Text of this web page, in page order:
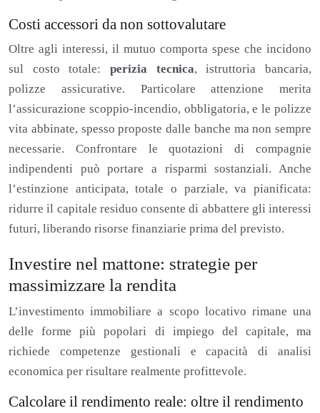
Costi accessori da non sottovalutare
Oltre agli interessi, il mutuo comporta spese che incidono
sul costo totale: perizia tecnica, istruttoria bancaria,
polizze assicurative. Particolare attenzione merita
l’assicurazione scoppio-incendio, obbligatoria, e le polizze
vita abbinate, spesso proposte dalle banche ma non sempre
necessarie. Confrontare le quotazioni di compagnie
indipendenti può portare a risparmi sostanziali. Anche
l’estinzione anticipata, totale o parziale, va pianificata:
ridurre il capitale residuo consente di abbattere gli interessi
futuri, liberando risorse finanziarie prima del previsto.
Investire nel mattone: strategie per
massimizzare la rendita
L’investimento immobiliare a scopo locativo rimane una
delle forme più popolari di impiego del capitale, ma
richiede competenze gestionali e capacità di analisi
economica per risultare realmente profittevole.
Calcolare il rendimento reale: oltre il rendimento